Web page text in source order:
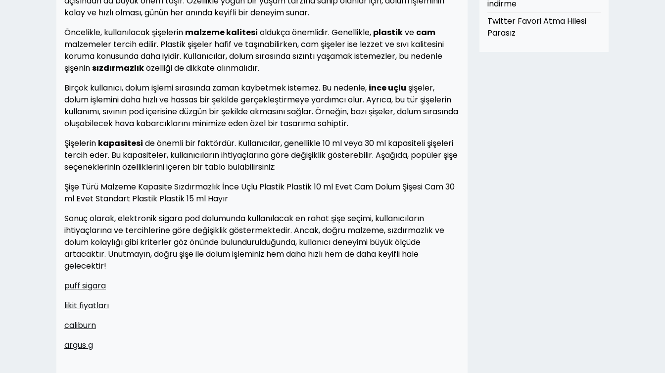
kolay ve hızlı olması, günün her anında keyifli bir deneyim sunar.
Öncelikle, kullanılacak şişelerin malzeme kalitesi oldukça önemlidir. Genellikle, plastikve cam
malzemeler tercih edilir. Plastik şişeler hafif ve taşınabilirken, cam şişeler ise lezzet ve sıvı kalitesini
koruma konusunda daha iyidir. Kullanıcılar, dolum sırasında sızıntı yaşamak istemezler, bu nedenle
şişeninsızdırmazlıközelliği de dikkate alınmalıdır.
Birçok kullanıcı, dolum işlemi sırasında zaman kaybetmek istemez. Bu nedenle, ince uçlu şişeler,
dolum işlemini daha hızlı ve hassas bir şekilde gerçekleştirmeye yardımcı olur. Ayrıca, bu tür şişelerin
kullanımı, sıvının pod içerisine düzgün bir şekilde akmasını sağlar. Örneğin, bazı şişeler, dolum sırasında
oluşabilecek hava kabarcıklarını minimize eden özel bir tasarıma sahiptir.
Şişelerin kapasitesi de önemli bir faktördür. Kullanıcılar, genellikle 10 ml veya 30 ml kapasiteli şişeleri
tercih eder. Bu kapasiteler, kullanıcıların ihtiyaçlarına göre değişiklik gösterebilir. Aşağıda, popüler şişe
seçeneklerinin özelliklerini içeren bir tablo bulabilirsiniz:
Şişe Türü Malzeme Kapasite Sızdırmazlık İnce Uçlu Plastik Plastik 10 ml Evet Cam Dolum Şişesi Cam 30
ml Evet Standart Plastik Plastik 15 ml Hayır
Sonuç olarak, elektronik sigara pod dolumunda kullanılacak en rahat şişe seçimi, kullanıcıların
ihtiyaçlarına ve tercihlerine göre değişiklik göstermektedir. Ancak, doğru malzeme, sızdırmazlık ve
dolum kolaylığı gibi kriterler göz önünde bulundurulduğunda, kullanıcı deneyimi büyük ölçüde
artacaktır. Unutmayın, doğru şişe ile dolum işleminiz hem daha hızlı hem de daha keyifli hale
gelecektir!
puff sigara
likit fiyatları
caliburn
argus g
indirme
Twitter Favori Atma Hilesi
Parasız